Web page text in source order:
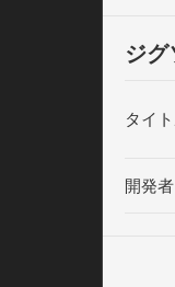
パズ
ジグ
ジ
タイ
開発者